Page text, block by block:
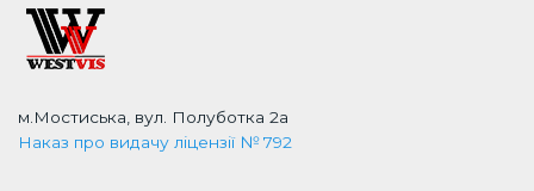
м.Мостиська, вул. Полуботка 2а
Наказ про видачу ліцензії № 792